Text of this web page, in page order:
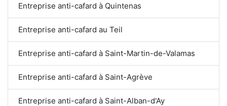
Entreprise anti-cafard à Quintenas
Entreprise anti-cafard au Teil
Entreprise anti-cafard à Saint-Martin-de-Valamas
Entreprise anti-cafard à Saint-Agrève
Entreprise anti-cafard à Saint-Alban-d'Ay